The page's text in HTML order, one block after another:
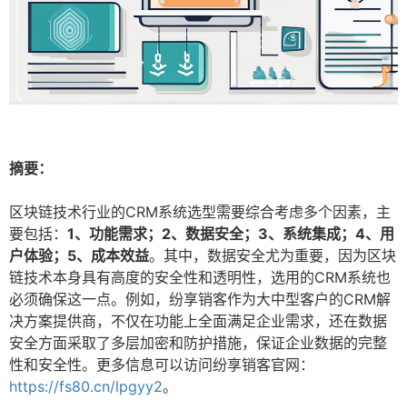
摘要：
区块链技术行业的CRM系统选型需要综合考虑多个因素，主
要包括： 1、功能需求；2、数据安全；3、系统集成；4、用
户体验；5、成本效益。其中，数据安全尤为重要，因为区块
链技术本身具有高度的安全性和透明性，选用的CRM系统也
必须确保这一点。例如，纷享销客作为大中型客户的CRM解
决方案提供商，不仅在功能上全面满足企业需求，还在数据
安全方面采取了多层加密和防护措施，保证企业数据的完整
性和安全性。更多信息可以访问纷享销客官网：
https://fs80.cn/lpgyy2。